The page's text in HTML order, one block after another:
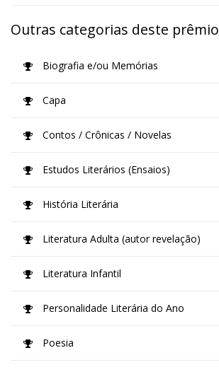
Outras categorias deste prêmio
Biografia e/ou Memórias
Capa
Contos / Crônicas / Novelas
Estudos Literários (Ensaios)
História Literária
Literatura Adulta (autor revelação)
Literatura Infantil
Personalidade Literária do Ano
Poesia